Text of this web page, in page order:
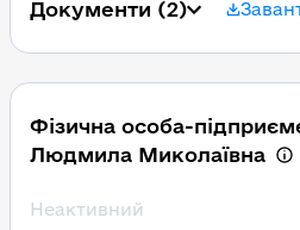
Документи (2)
Фізична особа-
Людмила Миколаївна
Неактивний